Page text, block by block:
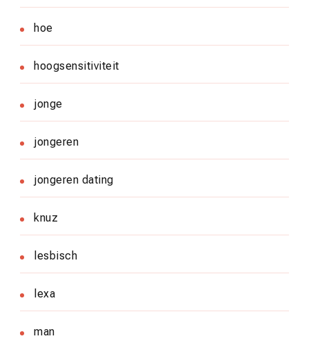
hoe
hoogsensitiviteit
jonge
jongeren
jongeren dating
knuz
lesbisch
lexa
man